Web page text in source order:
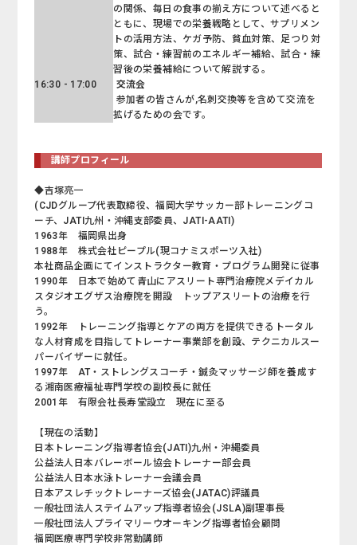
の関係、毎日の食事の揃え方について述べると
ともに、現場での栄養戦略として、サプリメン
トの活用方法、ケガ予防、貧血対策、足つり対
策、試合・練習前のエネルギー補給、試合・練
習後の栄養補給について解説する。
16:30 - 17:00
交流会
参加者の皆さんが,名刺交換等を含めて交流を
拡げるための会です。
講師プロフィール
◆吉塚亮一
(CJDグループ代表取締役、福岡大学サッカー部トレーニングコ
ーチ、JATI九州・沖縄支部委員、JATI-AATI)
1963年 福岡県出身
1988年 株式会社ピープル(現コナミスポーツ入社)
本社商品企画にてインストラクター教育・プログラム開発に従事
1990年 日本で始めて青山にアスリート専門治療院メデイカル
スタジオエグザス治療院を開設 トップアスリートの治療を行
う。
1992年 トレーニング指導とケアの両方を提供できるトータル
な人材育成を目指してトレーナー事業部を創設、テクニカルスー
パーバイザーに就任。
1997年 AT・ストレングスコーチ・鍼灸マッサージ師を養成す
る湘南医療福祉専門学校の副校長に就任
2001年 有限会社長寿堂設立 現在に至る
【現在の活動】
日本トレーニング指導者協会(JATI)九州・沖縄委員
公益法人日本バレーボール協会トレーナー部会員
公益法人日本水泳トレーナー会議会員
日本アスレチックトレーナーズ協会(JATAC)評議員
一般社団法人ステイムアップ指導者協会(JSLA)副理事長
一般社団法人プライマリーウオーキング指導者協会顧問
福岡医療専門学校非常勤講師